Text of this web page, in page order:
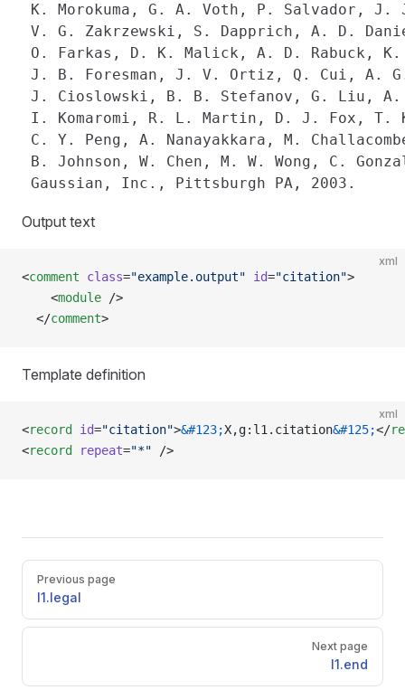
K. Morokuma, G. A. Voth, P. Salvador, J.
V. G. Zakrzewski, S. Dapprich, A. D.
O. Farkas, D. K. Malick, A. D. Rabuck,
J. B. Foresman, J. V. Ortiz, Q. Cui, A.
J. Cioslowski, B. B. Stefanov, G. Liu,
I. Komaromi, R. L. Martin, D. J. Fox, T.
C. Y. Peng, A. Nanayakkara, M.
B. Johnson, W. Chen, M. W. Wong, C.
Output text
xml
<comment class="example.output" id="citation">
    <
module />
  </
comment>
Template definition
xml
<record id="citation">&#123;X,g:l1.citation&#125;</
<record repeat="*" />
Pager
Previous page
l1.legal
Next page
l1.end